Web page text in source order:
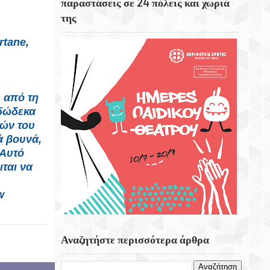
από τη
του
βουνά,
να
Το Εκκλησάκι Του Τιμίου Σταυρού Στο
Στρούμπουλα
6 Αυγούστου 1999 Φεύγει Απο Την Ζωή Η
Ρίτα Σακελαρίου
Eορτή Της Μεταμόρφωσης Του Σωτήρος
παραστάσεις σε 24 πόλεις και χωριά
της
Αναζητήστε περισσότερα άρθρα